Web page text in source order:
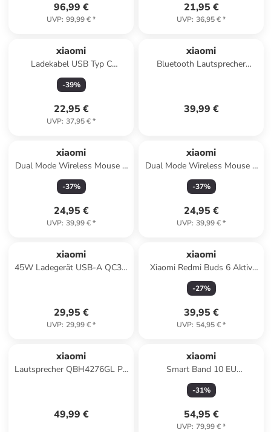
96,99 €
UVP: 99,99 €*
21,95 €
UVP: 36,95 €*
xiaomi
Ladekabel USB Typ C
Datenkabel in Weiß 1m USB-
A zu USB-C 5A in Weiß
-39%
22,95 €
UVP: 37,95 €*
xiaomi
Bluetooth Lautsprecher
39,99 €
xiaomi
Dual Mode Wireless Mouse 2
Bluetooth
-37%
24,95 €
UVP: 39,99 €*
xiaomi
Dual Mode Wireless Mouse 2
Bluetooth 2.4G
-37%
24,95 €
UVP: 39,99 €*
xiaomi
45W Ladegerät USB-A QC3.0
29,95 €
UVP: 29,99 €*
xiaomi
Xiaomi Redmi Buds 6 Aktiv
Schwarz EU BHR8396GL in
Schwarz
-27%
39,95 €
UVP: 54,95 €*
xiaomi
Lautsprecher QBH4276GL PC
49,99 €
xiaomi
Smart Band 10 EU
BHR07PSGL
-31%
54,95 €
UVP: 79,99 €*